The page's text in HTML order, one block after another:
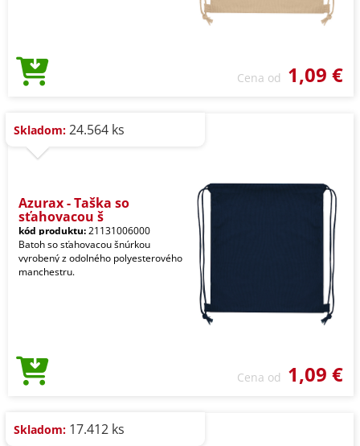
Cena od 1,09 €
Skladom: 24.564 ks
Azurax - Taška so
sťahovacou š
kód produktu:21131006000
Batoh so sťahovacou šnúrkou
vyrobený z odolného polyesterového
manchestru.
Cena od 1,09 €
Skladom: 17.412 ks